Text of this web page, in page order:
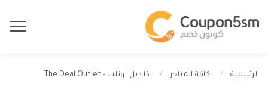
الرئيسية كافة المتاجر ذا ديل اوتلت - The Deal Outlet